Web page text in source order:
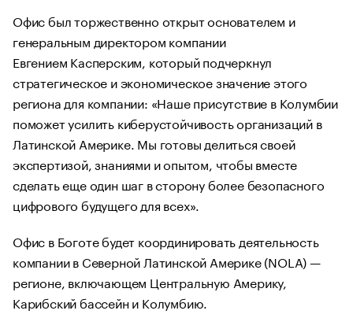
Офис был торжественно открыт основателем и
генеральным директором компании
Евгением Касперским, который подчеркнул
стратегическое и экономическое значение этого
региона для компании: «Наше присутствие в Колумбии
поможет усилить киберустойчивость организаций в
Латинской Америке. Мы готовы делиться своей
экспертизой, знаниями и опытом, чтобы вместе
сделать еще один шаг в сторону более безопасного
цифрового будущего для всех».
Офис в Боготе будет координировать деятельность
компании в Северной Латинской Америке (NOLA) —
регионе, включающем Центральную Америку,
Карибский бассейн и Колумбию.